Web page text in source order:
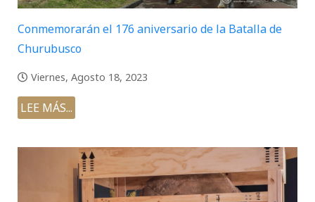
Conmemorarán el 176 aniversario de la Batalla de
Churubusco
Viernes, Agosto 18, 2023
LEE MÁS...